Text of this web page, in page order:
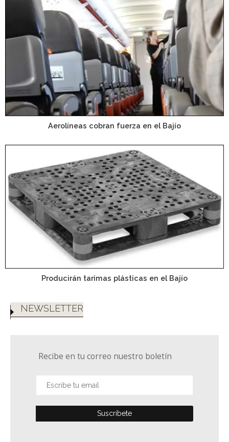
Aerolíneas cobran fuerza en el Bajío
Producirán tarimas plásticas en el Bajío
NEWSLETTER
Recibe en tu correo nuestro boletín